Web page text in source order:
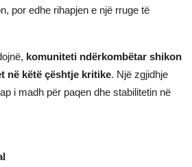
por edhe rihapjen e një rruge të
komuniteti ndërkombëtar shikon
në këtë çështje kritike. Një zgjidhje
i madh për paqen dhe stabilitetin në